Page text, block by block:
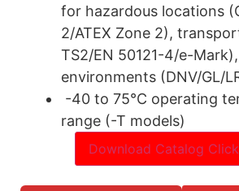
for hazardous locations
2/ATEX Zone 2),
TS2/EN 50121-4/e-
environments (DNV/GL/
-40 to 75°C operating
range (-T models)
Download Catalog